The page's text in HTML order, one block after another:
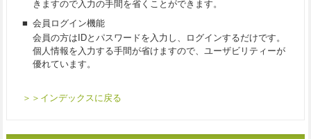
きますので入力の手間を省くことができます。
■ 会員ログイン機能
会員の方はIDとパスワードを入力し、ログインするだけです。
個人情報を入力する手間が省けますので、ユーザビリティーが
優れています。
＞＞インデックスに戻る